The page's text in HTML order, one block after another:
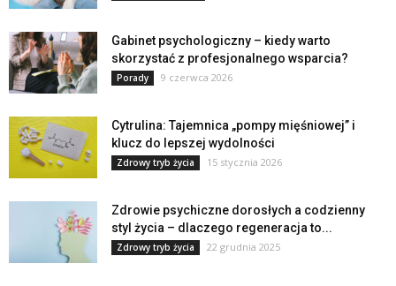
Gabinet psychologiczny – kiedy warto
skorzystać z profesjonalnego wsparcia?
Porady 9 czerwca 2026
Cytrulina: Tajemnica „pompy mięśniowej” i
klucz do lepszej wydolności
Zdrowy tryb życia 15 stycznia 2026
Zdrowie psychiczne dorosłych a codzienny
styl życia – dlaczego regeneracja to...
Zdrowy tryb życia 22 grudnia 2025